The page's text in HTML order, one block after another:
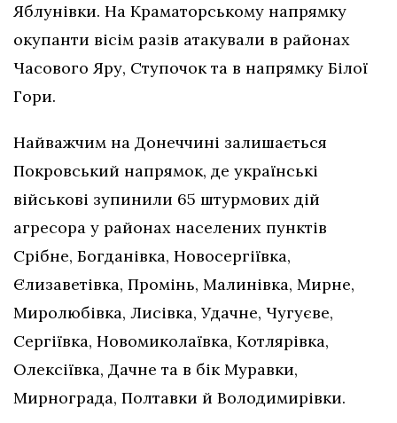
Яблунівки. На Краматорському напрямку
окупанти вісім разів атакували в районах
Часового Яру, Ступочок та в напрямку Білої
Гори.
Найважчим на Донеччині залишається
Покровський напрямок, де українські
військові зупинили 65 штурмових дій
агресора у районах населених пунктів
Срібне, Богданівка, Новосергіївка,
Єлизаветівка, Промінь, Малинівка, Мирне,
Миролюбівка, Лисівка, Удачне, Чугуєве,
Сергіївка, Новомиколаївка, Котлярівка,
Олексіївка, Дачне та в бік Муравки,
Мирнограда, Полтавки й Володимирівки.